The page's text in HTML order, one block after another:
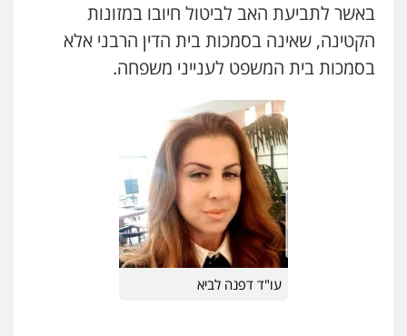
עו"ד אורנת קמרון
פלילי תעבורה עורכי דין לענייני אסירים
משפחה נוער
שני אלגרבלי – משרד עורכי דין
פלילי עורכי דין לענייני אסירים
0507120031
עו"ד אייל אביטל
פלילי פשיעה חמורה מעצרים וחקירות
0544712201
באשר לתביעת האב לביטול חיובו במזונות
הקטינה, שאינה בסמכות בית הדין הרבני אלא
בסמכות בית המשפט לענייני משפחה.
עו"ד דפנה לביא
עו"ד זוהר ארבל
פלילי פשיעה חמורה מעצרים וחקירות
0538788878
עו"ד שגיא אקו
פלילי מעצרים וחקירות סמים
עורכי דין לענייני אסירים
0525279829
לוי מלאך דדון – משרד עו"ד
פלילי פשיעה חמורה